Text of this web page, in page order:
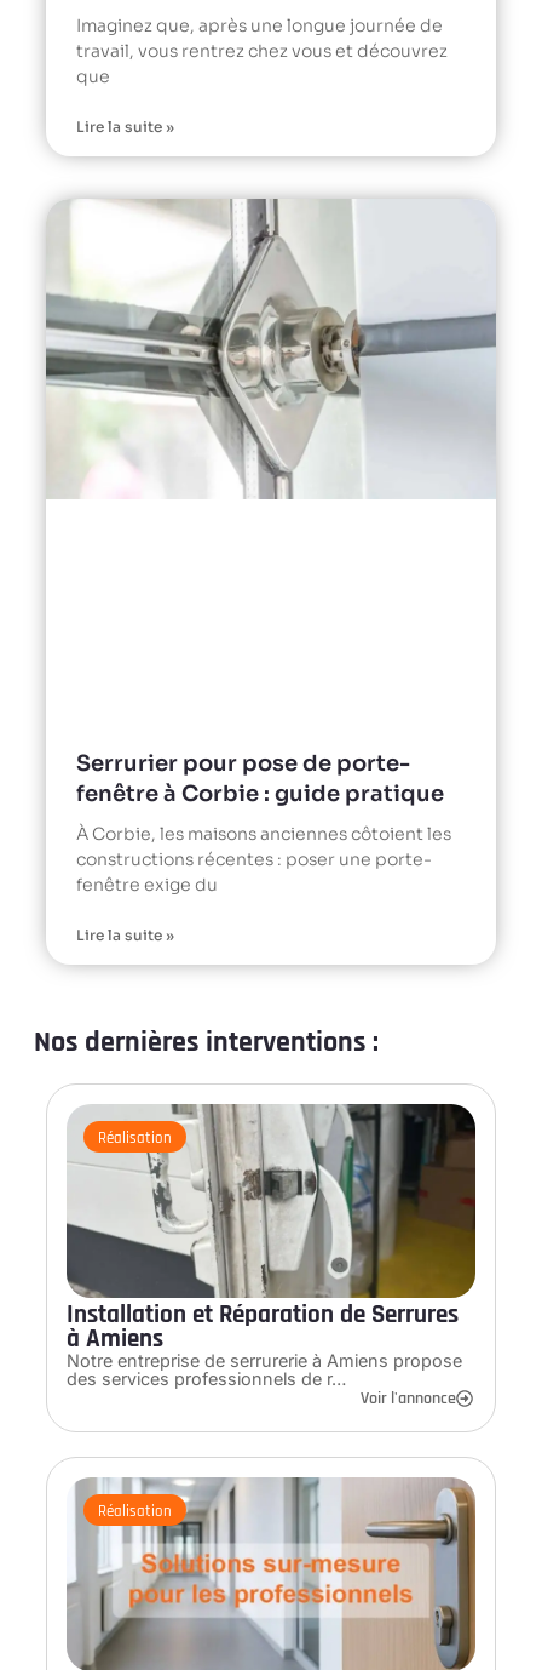
Imaginez que, après une longue journée de
travail, vous rentrez chez vous et découvrez
que
Lire la suite »
Serrurier pour pose de porte-
fenêtre à Corbie : guide pratique
À Corbie, les maisons anciennes côtoient les
constructions récentes : poser une porte-
fenêtre exige du
Lire la suite »
Nos dernières interventions :
Réalisation
Installation et Réparation de Serrures
à Amiens
Notre entreprise de serrurerie à Amiens propose
des services professionnels de r…
Voir l'annonce
Réalisation